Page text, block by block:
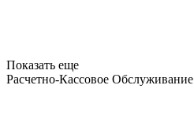
Показать еще
Расчетно-Кассовое Обслуживание